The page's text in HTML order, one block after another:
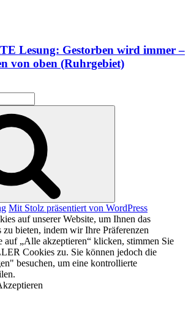
Lesung: Gestorben wird immer –
von oben (Ruhrgebiet)
Mit Stolz präsentiert von WordPress
auf unserer Website, um Ihnen das
zu bieten, indem wir Ihre Präferenzen
auf „Alle akzeptieren“ klicken, stimmen Sie
Cookies zu. Sie können jedoch die
besuchen, um eine kontrollierte